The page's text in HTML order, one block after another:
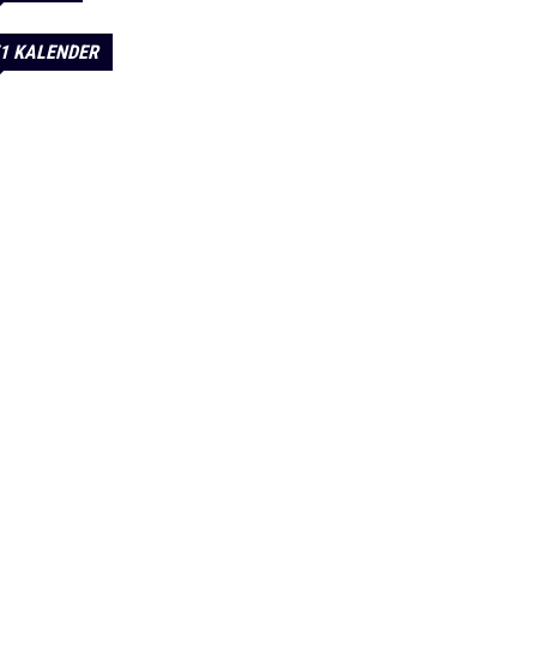
KALENDER